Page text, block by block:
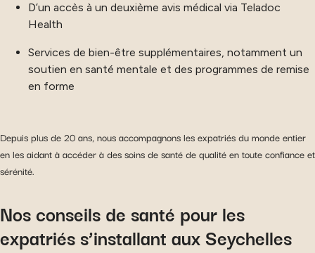
D’un accès à un deuxième avis médical via Teladoc
Health
Services de bien-être supplémentaires, notamment un
soutien en santé mentale et des programmes de remise
en forme
Depuis plus de 20 ans, nous accompagnons les expatriés du monde entier
en les aidant à accéder à des soins de santé de qualité en toute confiance et
sérénité.
Nos conseils de santé pour les
expatriés s’installant aux Seychelles